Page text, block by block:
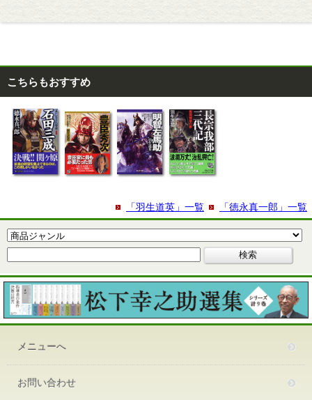
こちらもおすすめ
「徳永真一郎」一覧
「羽生道英」一覧
メニューへ
お問い合わせ